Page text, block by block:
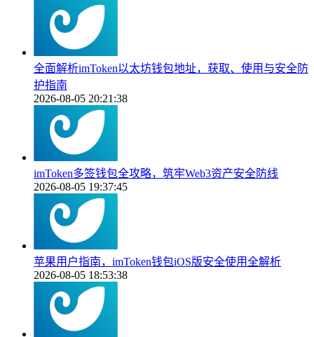
全面解析imToken以太坊钱包地址，获取、使用与安全防
护指南
2026-08-05 20:21:38
imToken多签钱包全攻略，筑牢Web3资产安全防线
2026-08-05 19:37:45
苹果用户指南，imToken钱包iOS版安全使用全解析
2026-08-05 18:53:38